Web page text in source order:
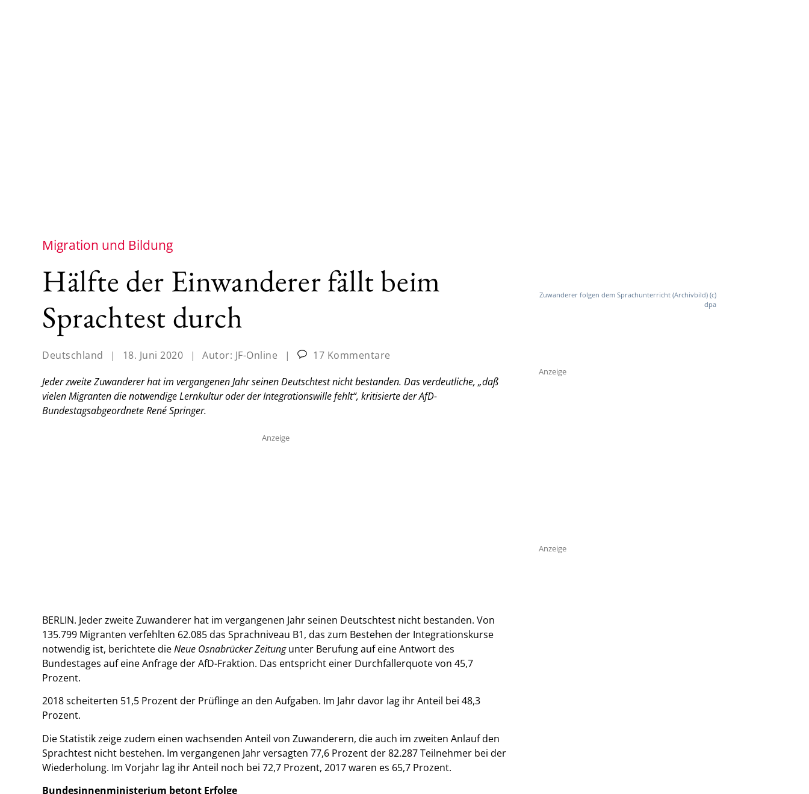
Migration und Bildung
Hälfte der Einwanderer fällt beim
Sprachtest durch
Deutschland | 18. Juni 2020 | Autor: JF-Online |
17 Kommentare
Jeder zweite Zuwanderer hat im vergangenen Jahr seinen Deutschtest nicht bestanden. Das verdeutliche, „daß
vielen Migranten die notwendige Lernkultur oder der Integrationswille fehlt“, kritisierte der AfD-
Bundestagsabgeordnete René Springer.
Anzeige
BERLIN. Jeder zweite Zuwanderer hat im vergangenen Jahr seinen Deutschtest nicht bestanden. Von
135.799 Migranten verfehlten 62.085 das Sprachniveau B1, das zum Bestehen der Integrationskurse
notwendig ist, berichtete dieNeue Osnabrücker Zeitungunter Berufung auf eine Antwort des
Bundestages auf eine Anfrage der AfD-Fraktion. Das entspricht einer Durchfallerquote von 45,7
Prozent.
2018 scheiterten 51,5 Prozent der Prüflinge an den Aufgaben. Im Jahr davor lag ihr Anteil bei 48,3
Prozent.
Die Statistik zeige zudem einen wachsenden Anteil von Zuwanderern, die auch im zweiten Anlauf den
Sprachtest nicht bestehen. Im vergangenen Jahr versagten 77,6 Prozent der 82.287 Teilnehmer bei der
Wiederholung. Im Vorjahr lag ihr Anteil noch bei 72,7 Prozent, 2017 waren es 65,7 Prozent.
Bundesinnenministerium betont Erfolge
Zuwanderer folgen dem Sprachunterricht (Archivbild) (c)
dpa
Anzeige
Anzeige